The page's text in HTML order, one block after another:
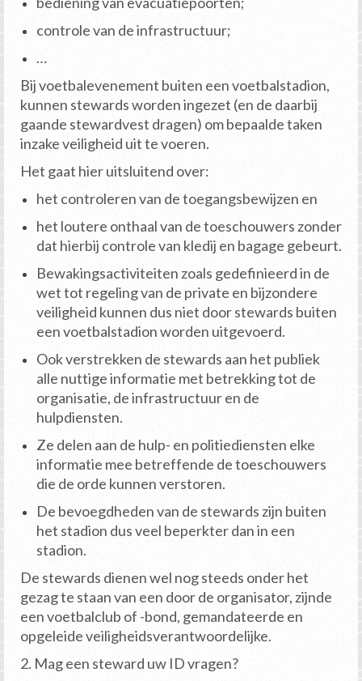
controle van de infrastructuur;
…
Bij voetbalevenement buiten een voetbalstadion,
kunnen stewards worden ingezet (en de daarbij
gaande stewardvest dragen) om bepaalde taken
inzake veiligheid uit te voeren.
Het gaat hier uitsluitend over:
het controleren van de toegangsbewijzen en
het loutere onthaal van de toeschouwers zonder
dat hierbij controle van kledij en bagage gebeurt.
Bewakingsactiviteiten zoals gedefinieerd in de
wet tot regeling van de private en bijzondere
veiligheid kunnen dus niet door stewards buiten
een voetbalstadion worden uitgevoerd.
Ook verstrekken de stewards aan het publiek
alle nuttige informatie met betrekking tot de
organisatie, de infrastructuur en de
hulpdiensten.
Ze delen aan de hulp- en politiediensten elke
informatie mee betreffende de toeschouwers
die de orde kunnen verstoren.
De bevoegdheden van de stewards zijn buiten
het stadion dus veel beperkter dan in een
stadion.
De stewards dienen wel nog steeds onder het
gezag te staan van een door de organisator, zijnde
een voetbalclub of -bond, gemandateerde en
opgeleide veiligheidsverantwoordelijke.
2. Mag een steward uw ID vragen?